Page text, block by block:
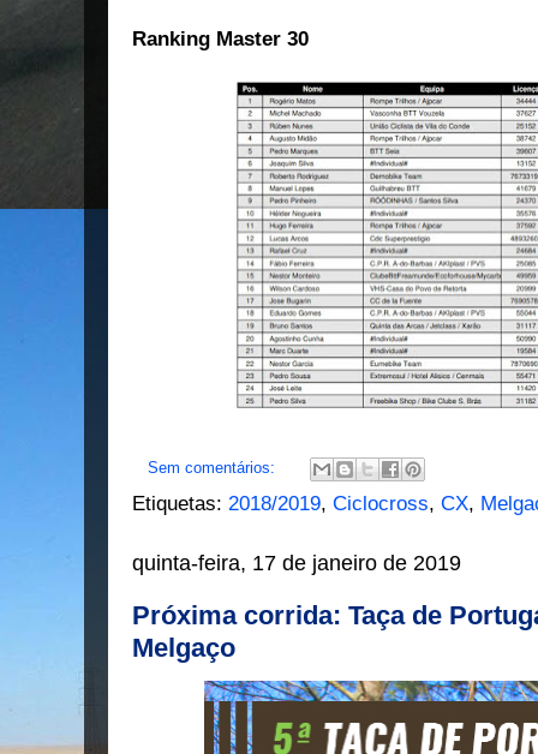
Ranking Master 30
Sem comentários:
Etiquetas: 2018/2019, Ciclocross, CX,
quinta-feira, 17 de janeiro de 2019
Próxima corrida: Taça de
Melgaço